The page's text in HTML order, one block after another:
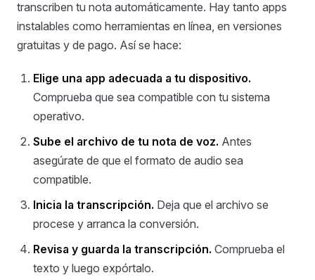
transcriben tu nota automáticamente. Hay tanto apps
instalables como herramientas en línea, en versiones
gratuitas y de pago. Así se hace:
Elige una app adecuada a tu dispositivo.
Comprueba que sea compatible con tu sistema
operativo.
Sube el archivo de tu nota de voz. Antes
asegúrate de que el formato de audio sea
compatible.
Inicia la transcripción. Deja que el archivo se
procese y arranca la conversión.
Revisa y guarda la transcripción. Comprueba el
texto y luego expórtalo.